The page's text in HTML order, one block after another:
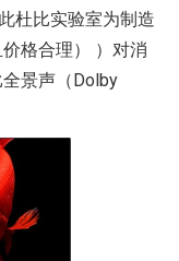
杜比实验室为制造
格合理） ）对消
景声（Dolby